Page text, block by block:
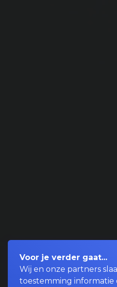
Voor je verder gaat...
Wij en onze partners
toestemming informatie